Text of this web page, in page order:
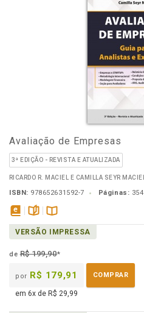
Avaliação de Empresas
3ª EDIÇÃO - REVISTA E ATUALIZADA
RICARDO R. MACIEL E CAMILLA SEYR MACIEL
ISBN: 978652631592-7 Páginas: 354
disponível
em
páginasDisponível
na
VERSÃO IMPRESSA
deR$ 199,90*
por R$ 179,91 COMPRAR
em 6x de R$ 29,99